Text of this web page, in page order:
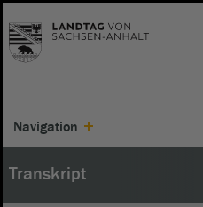
Navigation
Transkript